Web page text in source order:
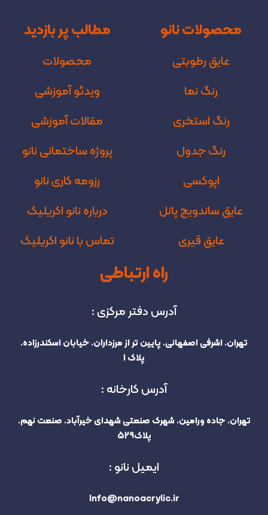
محصولات نانو
عایق رطوبتی
رنگ نما
رنگ استخری
رنگ جدول
اپوکسی
عایق ساندویچ پانل
عایق قیری
مطالب پر بازدید
محصولات
ویدئو آموزشی
مقالات آموزشی
پروژه‌ ساختمانی نانو
رزومه کاری نانو
درباره نانو اکریلیک
تماس با نانو اکریلیک
راه ارتباطی
آدرس دفتر مرکزی :
تهران. اشرفی اصفهانی. پایین تر از مرزداران. خیابان اسکندرزاده.
پلاک 1
آدرس کارخانه :
تهران. جاده ورامین. شهرک صنعتی شهدای خیرآباد. صنعت نهم.
پلاک529
ایمیل نانو :
Info@nanoacrylic.ir